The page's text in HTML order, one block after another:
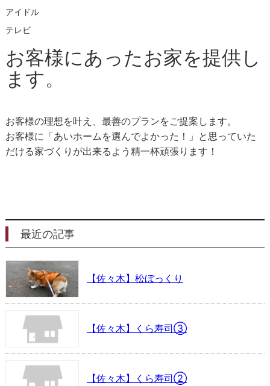
アイドル
テレビ
お客様にあったお家を提供し
ます。
お客様の理想を叶え、最善のプランをご提案します。
お客様に「あいホームを選んでよかった！」と思っていた
だける家づくりが出来るよう精一杯頑張ります！
最近の記事
【佐々木】松ぼっくり
【佐々木】くら寿司③
【佐々木】くら寿司②